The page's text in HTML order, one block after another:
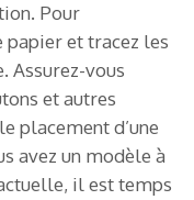
Pour
papier et tracez les
Assurez-vous
et autres
placement d’une
avez un modèle à
il est temps